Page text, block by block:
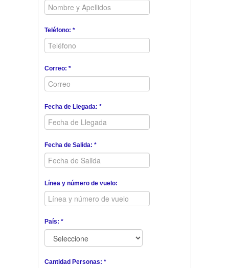
Teléfono: *
Correo: *
Fecha de Llegada: *
Fecha de Salida: *
Línea y número de vuelo:
País: *
Cantidad Personas: *